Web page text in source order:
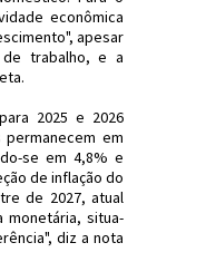
econômica
apesar
trabalho, e a
2025 e 2026
em
se em 4,8% e
de inflação do
de 2027, atual
situa-
diz a nota